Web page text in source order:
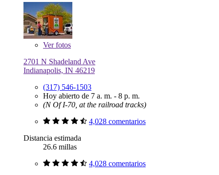
Verfotos
2701 N Shadeland Ave
Indianapolis, IN 46219
(317) 546-1503
Hoy abierto de 7 a. m. - 8 p. m.
(N Of I-70, at the railroad tracks)
4,028 comentarios
Distancia estimada
26.6 millas
4,028 comentarios